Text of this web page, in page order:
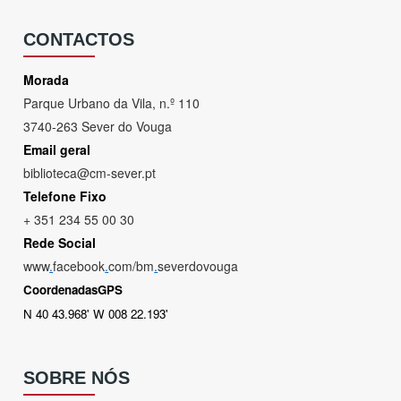
CONTACTOS
Morada
Parque Urbano da Vila, n.º 110
3740-263 Sever do Vouga
Email geral
biblioteca@cm-sever.pt
Telefone Fixo
+ 351 234 55 00 30
Rede Social
www.facebook.com/bm.severdovouga
CoordenadasGPS
N 40 43.968' W 008 22.193'
SOBRE NÓS